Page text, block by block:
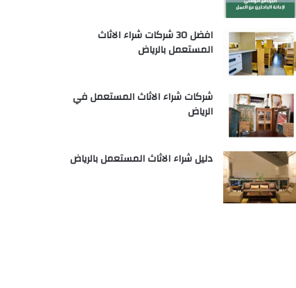
افضل 30 شركات شراء الاثاث
المستعمل بالرياض
شركات شراء الاثاث المستعمل في
الرياض
دليل شراء الاثاث المستعمل بالرياض